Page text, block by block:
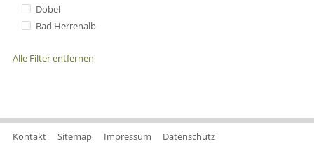
Dobel
Bad Herrenalb
Alle Filter entfernen
Kontakt Sitemap Impressum Datenschutz